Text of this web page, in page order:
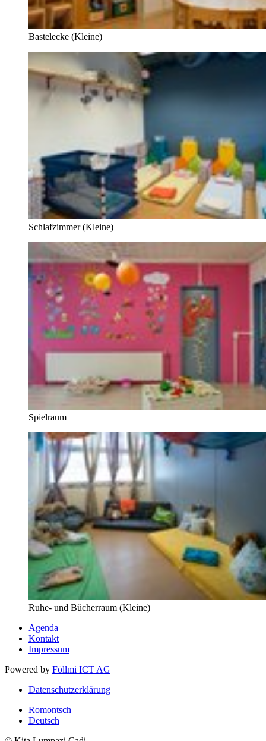
Bastelecke (Kleine)
Schlafzimmer (Kleine)
Spielraum
Ruhe- und Bücherraum (Kleine)
Agenda
Kontakt
Impressum
Powered by Föllmi ICT AG
Datenschutzerklärung
Romontsch
Deutsch